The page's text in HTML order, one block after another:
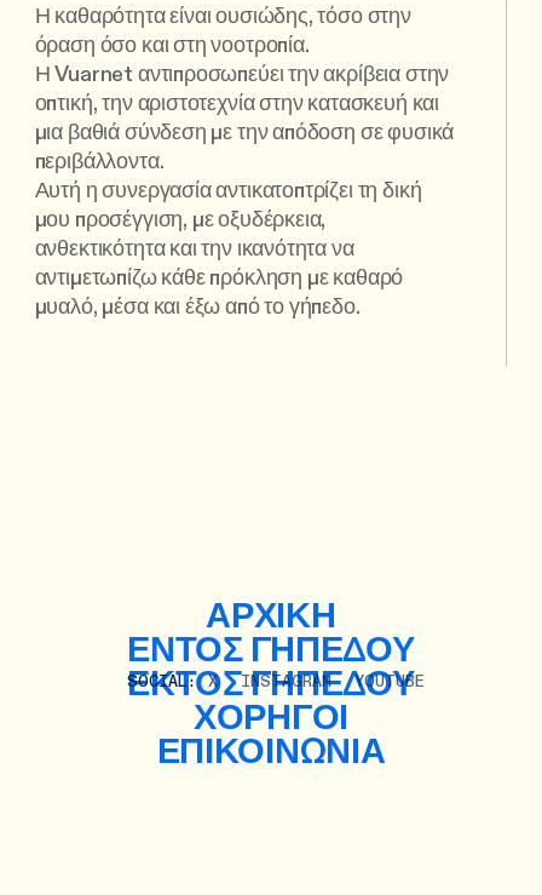
Η καθαρότητα είναι ουσιώδης, τόσο στην
όραση όσο και στη νοοτροπία.
Η Vuarnet αντιπροσωπεύει την ακρίβεια στην
οπτική, την αριστοτεχνία στην κατασκευή και
μια βαθιά σύνδεση με την απόδοση σε φυσικά
περιβάλλοντα.
Αυτή η συνεργασία αντικατοπτρίζει τη δική
μου προσέγγιση, με οξυδέρκεια,
ανθεκτικότητα και την ικανότητα να
αντιμετωπίζω κάθε πρόκληση με καθαρό
μυαλό, μέσα και έξω από το γήπεδο.
ΑΡΧΙΚΗ
ΕΝΤΟΣ ΓΗΠΕΔΟΥ
ΕΚΤΟΣ ΓΗΠΕΔΟΥ
ΧΟΡΗΓΟΙ
ΕΠΙΚΟΙΝΩΝΙΑ
SOCIAL: X INSTAGRAM YOUTUBE